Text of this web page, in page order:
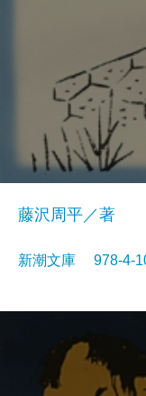
藤沢周平／著
新潮文庫 978-4-